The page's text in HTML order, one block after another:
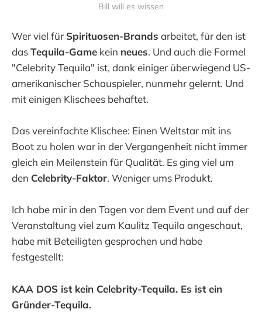
Bill will es wissen
Wer viel für Spirituosen-Brands arbeitet, für den ist
dasTequila-Game kein neues. Und auch die Formel
"Celebrity Tequila" ist, dank einiger überwiegend US-
amerikanischer Schauspieler, nunmehr gelernt. Und
mit einigen Klischees behaftet.
Das vereinfachte Klischee: Einen Weltstar mit ins
Boot zu holen war in der Vergangenheit nicht immer
gleich ein Meilenstein für Qualität. Es ging viel um
den Celebrity-Faktor. Weniger ums Produkt.
Ich habe mir in den Tagen vor dem Event und auf der
Veranstaltung viel zum Kaulitz Tequila angeschaut,
habe mit Beteiligten gesprochen und habe
festgestellt:
KAA DOS ist kein Celebrity-Tequila. Es ist ein
Gründer-Tequila.